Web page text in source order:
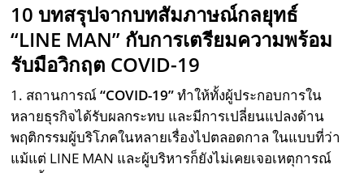
10 บทสรุปจากบทสัมภาษณ์กลยุทธ์
“LINE MAN” กับการเตรียมความพร้อม
รับมือวิกฤต COVID-19
1. สถานการณ์“COVID-19”ทำให้ทั้งผู้ประกอบการใน
หลายธุรกิจได้รับผลกระทบ และมีการเปลี่ยนแปลงด้าน
พฤติกรรมผู้บริโภคในหลายเรื่องไปตลอดกาล ในแบบที่ว่า
แม้แต่ LINE MAN และผู้บริหารก็ยังไม่เคยเจอเหตุการณ์